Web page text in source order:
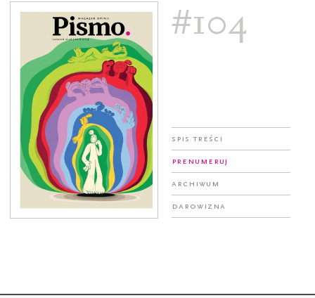
#104
Spis treści
Prenumeruj
Archiwum
Darowizna